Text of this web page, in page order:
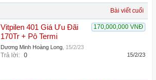
Bài viết cuối
170,000,000 VNĐ
Vitpilen 401 Giá Ưu Đãi
170Tr + Pô Termi
Dương Minh Hoàng Long 15/2/23
Trả lời: 0 15/2/23